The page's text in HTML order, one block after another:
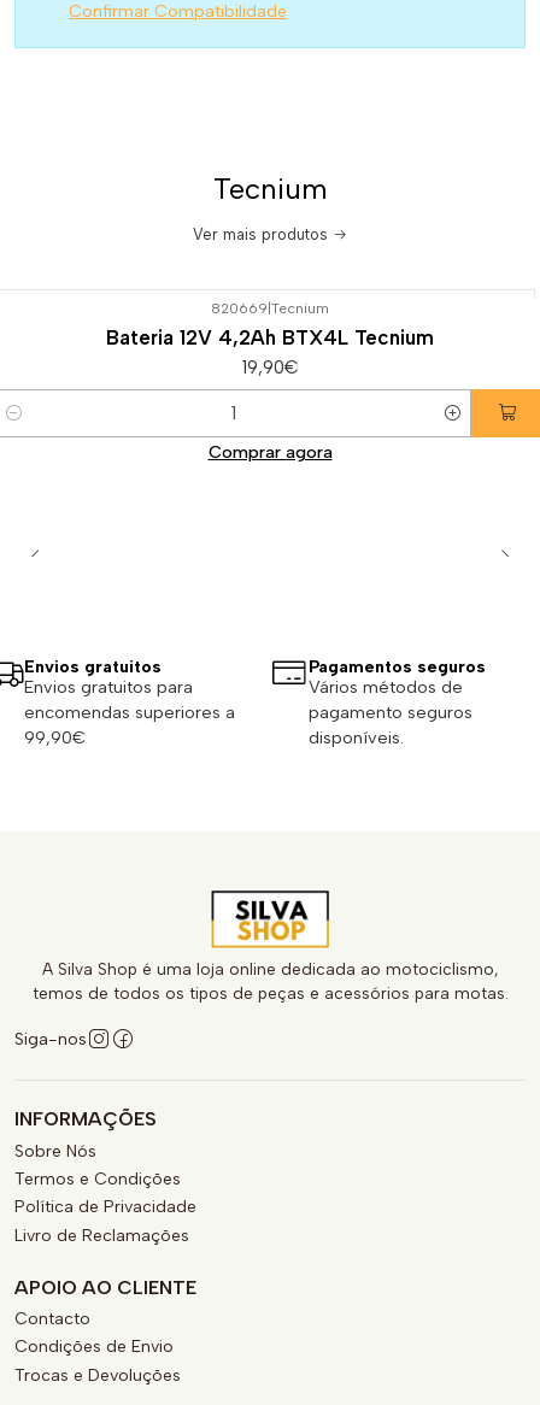
Confirmar Compatibilidade
Tecnium
Ver mais produtos
820669 Tecnium
Bateria 12V 4,2Ah BTX4L Tecnium
19,90€
Comprar agora
Envios gratuitos
Envios gratuitos para
encomendas superiores a
99,90€
Pagamentos seguros
Vários métodos de
pagamento seguros
disponíveis.
A Silva Shop é uma loja online dedicada ao motociclismo,
temos de todos os tipos de peças e acessórios para motas.
Siga-nos
INFORMAÇÕES
Sobre Nós
Termos e Condições
Política de Privacidade
Livro de Reclamações
APOIO AO CLIENTE
Contacto
Condições de Envio
Trocas e Devoluções